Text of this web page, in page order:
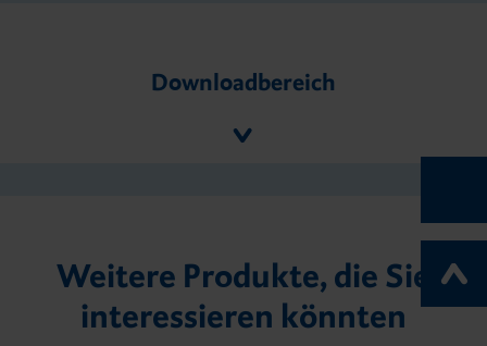
Downloadbereich
Weitere Produkte, die Sie
interessieren könnten